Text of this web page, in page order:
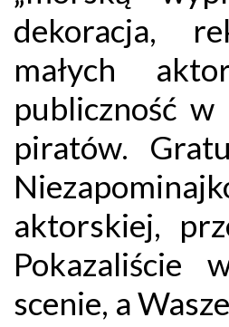
dekoracja,
małych
publiczność
piratów.
aktorskiej,
Pokazaliście
scenie, a